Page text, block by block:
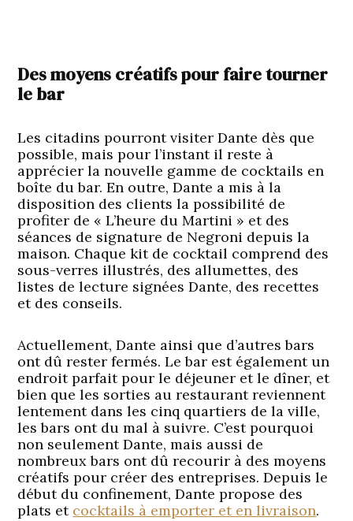
Des moyens créatifs pour faire tourner
le bar
Les citadins pourront visiter Dante dès que
possible, mais pour l’instant il reste à
apprécier la nouvelle gamme de cocktails en
boîte du bar. En outre, Dante a mis à la
disposition des clients la possibilité de
profiter de « L’heure du Martini » et des
séances de signature de Negroni depuis la
maison. Chaque kit de cocktail comprend des
sous-verres illustrés, des allumettes, des
listes de lecture signées Dante, des recettes
et des conseils.
Actuellement, Dante ainsi que d’autres bars
ont dû rester fermés. Le bar est également un
endroit parfait pour le déjeuner et le dîner, et
bien que les sorties au restaurant reviennent
lentement dans les cinq quartiers de la ville,
les bars ont du mal à suivre. C’est pourquoi
non seulement Dante, mais aussi de
nombreux bars ont dû recourir à des moyens
créatifs pour créer des entreprises. Depuis le
début du confinement, Dante propose des
plats et cocktails à emporter et en livraison.